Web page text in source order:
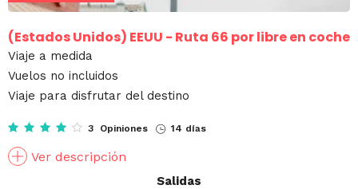
(Estados Unidos) EEUU - Ruta 66 por libre en coche
Viaje a medida
Vuelos no incluidos
Viaje para disfrutar del destino
3 Opiniones 14 días
Ver descripción
Salidas